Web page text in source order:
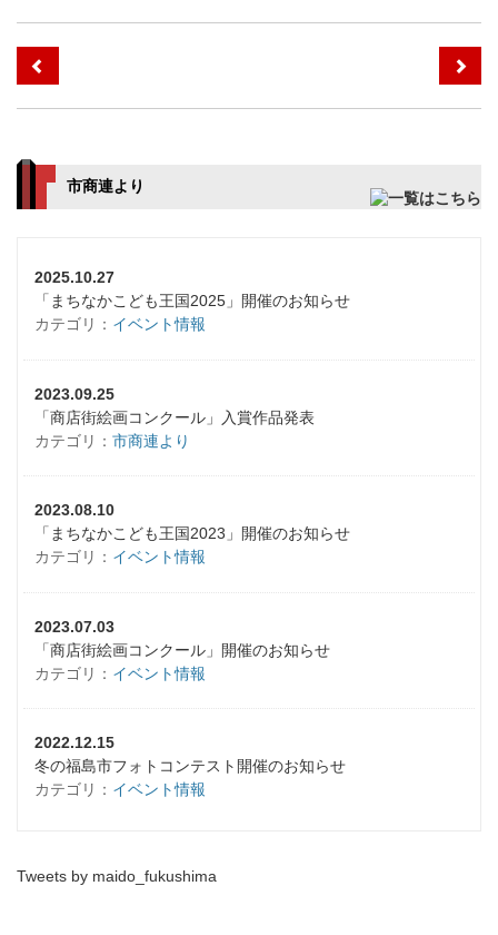
市商連より
2025.10.27
「まちなかこども王国2025」開催のお知らせ
カテゴリ： イベント情報
2023.09.25
「商店街絵画コンクール」入賞作品発表
カテゴリ： 市商連より
2023.08.10
「まちなかこども王国2023」開催のお知らせ
カテゴリ： イベント情報
2023.07.03
「商店街絵画コンクール」開催のお知らせ
カテゴリ： イベント情報
2022.12.15
冬の福島市フォトコンテスト開催のお知らせ
カテゴリ： イベント情報
Tweets by maido_fukushima